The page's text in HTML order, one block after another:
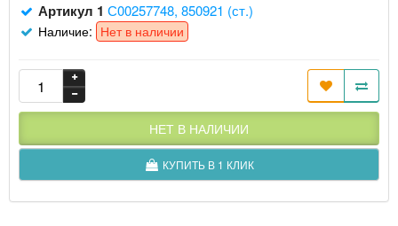
Артикул 1 С00257748, 850921 (ст.)
Наличие: Нет в наличии
НЕТ В НАЛИЧИИ
КУПИТЬ В 1 КЛИК